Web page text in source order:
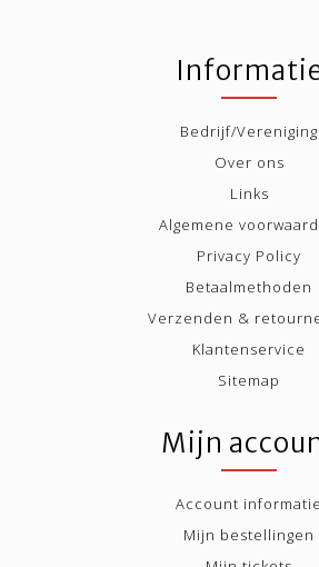
Bedrijf/Vereniging
Over ons
Links
Algemene
Privacy Policy
Betaalmethoden
Verzenden &
Klantenservice
Sitemap
Mijn
Account informatie
Mijn bestellingen